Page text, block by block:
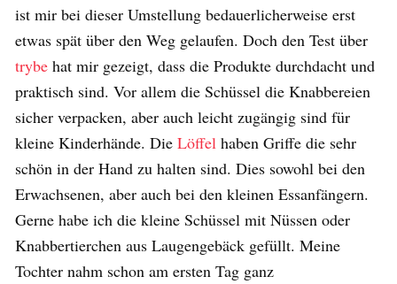
ist mir bei dieser Umstellung bedauerlicherweise erst
etwas spät über den Weg gelaufen. Doch den Test über
trybe hat mir gezeigt, dass die Produkte durchdacht und
praktisch sind. Vor allem die Schüssel die Knabbereien
sicher verpacken, aber auch leicht zugängig sind für
kleine Kinderhände. Die Löffel haben Griffe die sehr
schön in der Hand zu halten sind. Dies sowohl bei den
Erwachsenen, aber auch bei den kleinen Essanfängern.
Gerne habe ich die kleine Schüssel mit Nüssen oder
Knabbertierchen aus Laugengebäck gefüllt. Meine
Tochter nahm schon am ersten Tag ganz